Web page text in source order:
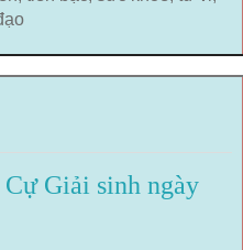
Giải sinh ngày